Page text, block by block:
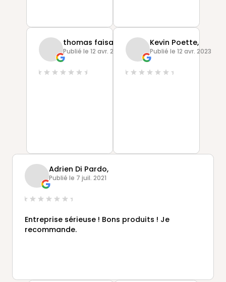
thomas faisant,
Publié le 12 avr. 2023
Kevin Poette,
Publié le 12 avr. 2023
Adrien Di Pardo,
Publié le 7 juil. 2021
Entreprise sérieuse ! Bons produits ! Je
recommande.